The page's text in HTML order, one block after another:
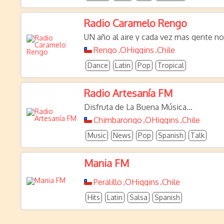
Radio Caramelo Rengo
UN año al aire y cada vez mas gente
Rengo ,OHiggins ,Chile
Dance Latin Pop Tropical
Radio Artesanía FM
Disfruta de La Buena Música...
Chimbarongo ,OHiggins ,Chile
Music News Pop Spanish Talk
Mania FM
Peralillo ,OHiggins ,Chile
Hits Latin Salsa Spanish